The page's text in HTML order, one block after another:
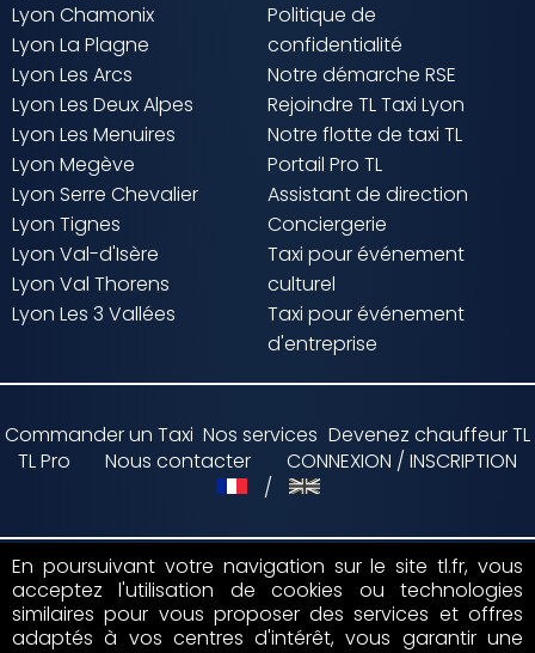
Lyon Chamonix
Lyon La Plagne
Lyon Les Arcs
Lyon Les Deux Alpes
Lyon Les Menuires
Lyon Megève
Lyon Serre Chevalier
Lyon Tignes
Lyon Val-d'Isère
Lyon Val Thorens
Lyon Les 3 Vallées
Politique de
confidentialité
Notre démarche RSE
Rejoindre TL Taxi Lyon
Notre flotte de taxi TL
Portail Pro TL
Assistant de direction
Conciergerie
Taxi pour événement
culturel
Taxi pour événement
d'entreprise
Commander un Taxi Nos services Devenez chauffeur TL
TL Pro
Nous contacter
CONNEXION / INSCRIPTION
/
Paiement par
Suivez nous sur
En poursuivant votre navigation sur le site tl.fr, vous
acceptez l'utilisation de cookies ou technologies
similaires pour vous proposer des services et offres
adaptés à vos centres d'intérêt, vous garantir une